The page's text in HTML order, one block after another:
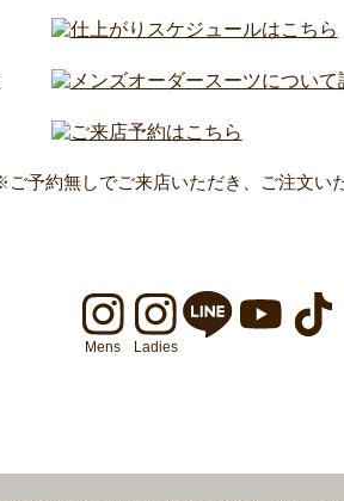
ご予約無しでご来店いただき、ご注文い
Mens Ladies